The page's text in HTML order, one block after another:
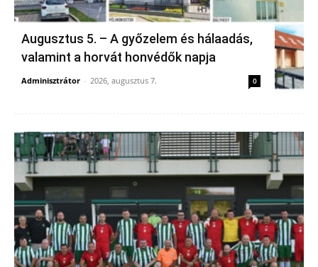
Augusztus 5. – A győzelem és hálaadás,
valamint a horvát honvédők napja
Adminisztrátor - 2026, augusztus 7. 0